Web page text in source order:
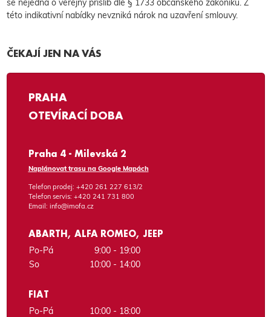
se nejedná o veřejný příslib dle § 1733 občanského zákoníku. Z
této indikativní nabídky nevzniká nárok na uzavření smlouvy.
ČEKAJÍ JEN NA VÁS
PRAHA
OTEVÍRACÍ DOBA
Praha 4 - Milevská 2
Naplánovat trasu na Google Mapách
Telefon prodej: +420 261 227 613/2
Telefon servis: +420 241 731 800
Email: info@imofa.cz
ABARTH, ALFA ROMEO, JEEP
Po-Pá
9:00 - 19:00
So
10:00 - 14:00
FIAT
Po-Pá
10:00 - 18:00